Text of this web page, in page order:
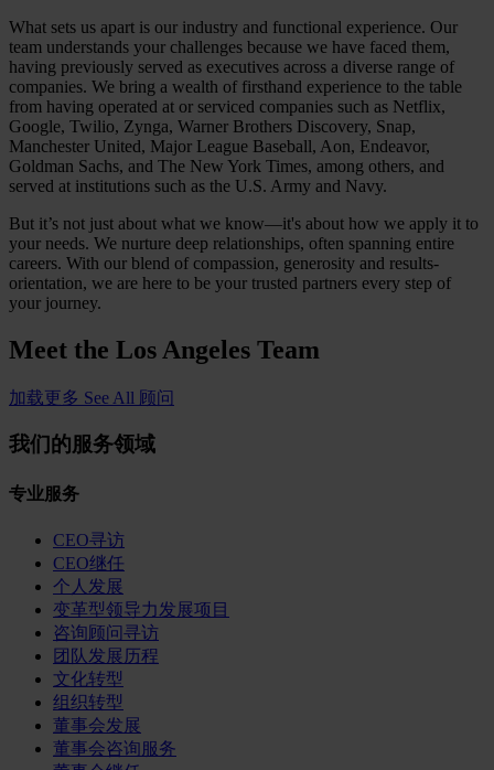
What sets us apart is our industry and functional experience. Our
team understands your challenges because we have faced them,
having previously served as executives across a diverse range of
companies. We bring a wealth of firsthand experience to the table
from having operated at or serviced companies such as Netflix,
Google, Twilio, Zynga, Warner Brothers Discovery, Snap,
Manchester United, Major League Baseball, Aon, Endeavor,
Goldman Sachs, and The New York Times, among others, and
served at institutions such as the U.S. Army and Navy.
But it’s not just about what we know—it's about how we apply it to
your needs. We nurture deep relationships, often spanning entire
careers. With our blend of compassion, generosity and results-
orientation, we are here to be your trusted partners every step of
your journey.
Meet the Los Angeles Team
加载更多 See All 顾问
我们的服务领域
专业服务
CEO寻访
CEO继任
个人发展
变革型领导力发展项目
咨询顾问寻访
团队发展历程
文化转型
组织转型
董事会发展
董事会咨询服务